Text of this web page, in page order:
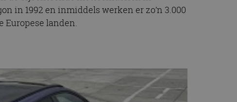
in 1992 en inmiddels werken er zo’n 3.000
Europese landen.